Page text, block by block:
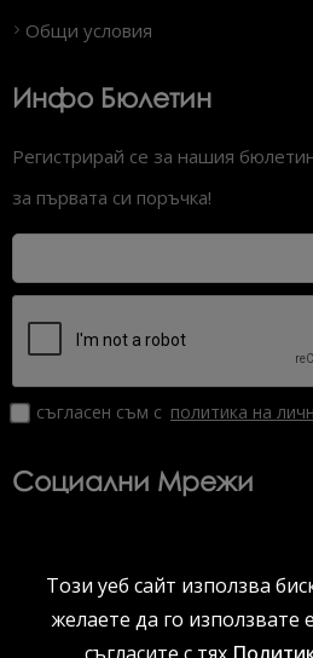
Общи условия
Инфо Бюлетин
Регистрирай се за нашия
за първата си поръчка!
съгласен съм с политика на
Социални Мрежи
Viber Facebook Instagram
Този уеб сайт използва
желаете да го използвате